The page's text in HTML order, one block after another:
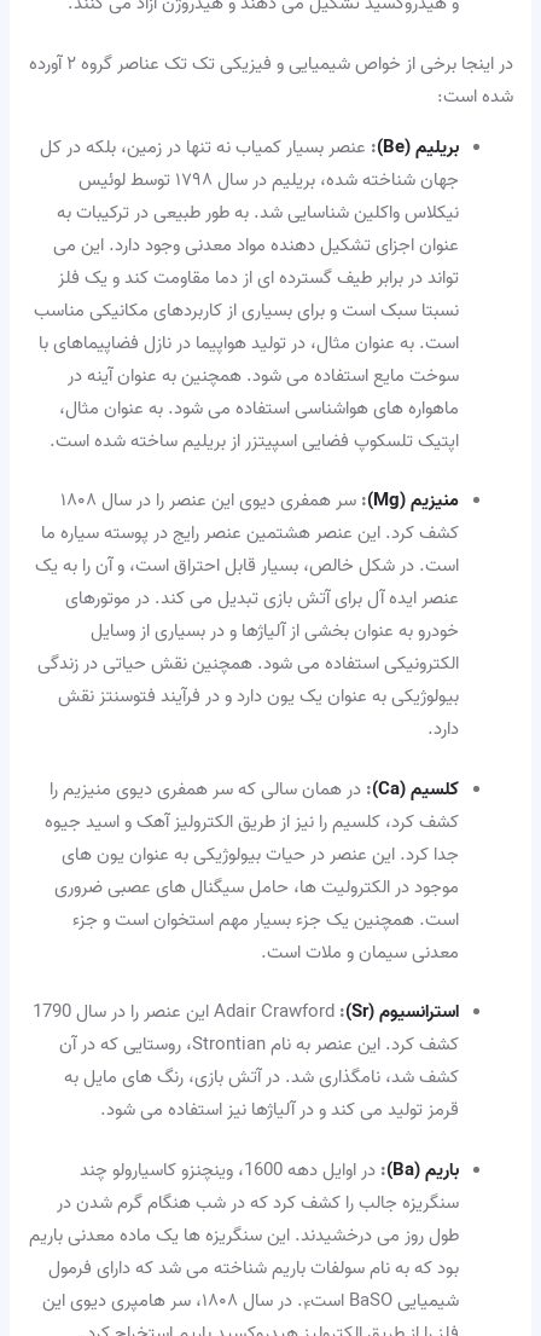
در اینجا برخی از خواص شیمیایی و فیزیکی تک تک عناصر گروه ۲ آورده
شده است:
بریلیم (Be)
: عنصر بسیار کمیاب نه تنها در زمین، بلکه در کل
جهان شناخته شده، بریلیم در سال ۱۷۹۸ توسط لوئیس
نیکلاس واکلین شناسایی شد. به طور طبیعی در ترکیبات به
عنوان اجزای تشکیل دهنده مواد معدنی وجود دارد. این می
تواند در برابر طیف گسترده ای از دما مقاومت کند و یک فلز
نسبتا سبک است و برای بسیاری از کاربردهای مکانیکی مناسب
است. به عنوان مثال، در تولید هواپیما در نازل فضاپیماهای با
سوخت مایع استفاده می شود. همچنین به عنوان آینه در
ماهواره های هواشناسی استفاده می شود. به عنوان مثال،
اپتیک تلسکوپ فضایی اسپیتزر از بریلیم ساخته شده است.
منیزیم (Mg) :
سر همفری دیوی این عنصر را در سال ۱۸۰۸
کشف کرد. این عنصر هشتمین عنصر رایج در پوسته سیاره ما
است. در شکل خالص، بسیار قابل احتراق است، و آن را به یک
عنصر ایده آل برای آتش بازی تبدیل می کند. در موتورهای
خودرو به عنوان بخشی از آلیاژها و در بسیاری از وسایل
الکترونیکی استفاده می شود. همچنین نقش حیاتی در زندگی
بیولوژیکی به عنوان یک یون دارد و در فرآیند فتوسنتز نقش
دارد.
کلسیم (Ca) : در همان سالی که سر همفری دیوی منیزیم را
کشف کرد، کلسیم را نیز از طریق الکترولیز آهک و اسید جیوه
جدا کرد. این عنصر در حیات بیولوژیکی به عنوان یون های
موجود در الکترولیت ها، حامل سیگنال های عصبی ضروری
است. همچنین یک جزء بسیار مهم استخوان است و جزء
معدنی سیمان و ملات است.
استرانسیوم (Sr) :
Adair Crawford این عنصر را در سال 1790
کشف کرد. این عنصر به نام Strontian، روستایی که در آن
کشف شد، نامگذاری شد. در آتش بازی، رنگ های مایل به
قرمز تولید می کند و در آلیاژها نیز استفاده می شود.
باریم (Ba) :
در اوایل دهه 1600، وینچنزو کاسیارولو چند
سنگریزه جالب را کشف کرد که در شب هنگام گرم شدن در
طول روز می درخشیدند. این سنگریزه ها یک ماده معدنی باریم
بود که به نام سولفات باریم شناخته می شد که دارای فرمول
شیمیایی BaSO است
۴
. در سال ۱۸۰۸، سر هامپری دیوی این